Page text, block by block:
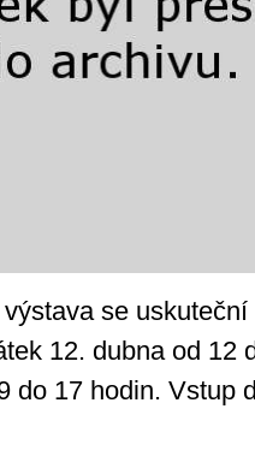
se
12. dubna od 12
do 17 hodin. Vstup